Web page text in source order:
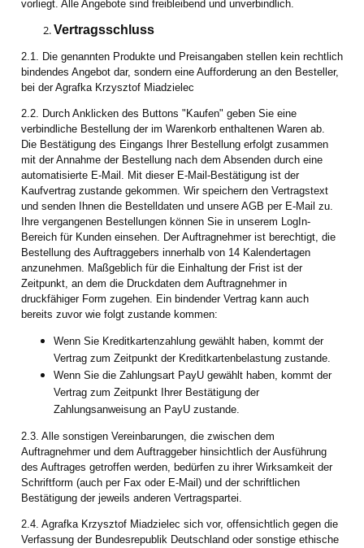
vorliegt. Alle Angebote sind freibleibend und unverbindlich.
Vertragsschluss
2.1. Die genannten Produkte und Preisangaben stellen kein rechtlich
bindendes Angebot dar, sondern eine Aufforderung an den Besteller,
bei der Agrafka Krzysztof Miadzielec
2.2. Durch Anklicken des Buttons "Kaufen" geben Sie eine
verbindliche Bestellung der im Warenkorb enthaltenen Waren ab.
Die Bestätigung des Eingangs Ihrer Bestellung erfolgt zusammen
mit der Annahme der Bestellung nach dem Absenden durch eine
automatisierte E-Mail. Mit dieser E-Mail-Bestätigung ist der
Kaufvertrag zustande gekommen. Wir speichern den Vertragstext
und senden Ihnen die Bestelldaten und unsere AGB per E-Mail zu.
Ihre vergangenen Bestellungen können Sie in unserem LogIn-
Bereich für Kunden einsehen. Der Auftragnehmer ist berechtigt, die
Bestellung des Auftraggebers innerhalb von 14 Kalendertagen
anzunehmen. Maßgeblich für die Einhaltung der Frist ist der
Zeitpunkt, an dem die Druckdaten dem Auftragnehmer in
druckfähiger Form zugehen. Ein bindender Vertrag kann auch
bereits zuvor wie folgt zustande kommen:
Wenn Sie Kreditkartenzahlung gewählt haben, kommt der
Vertrag zum Zeitpunkt der Kreditkartenbelastung zustande.
Wenn Sie die Zahlungsart PayU gewählt haben, kommt der
Vertrag zum Zeitpunkt Ihrer Bestätigung der
Zahlungsanweisung an PayU zustande.
2.3. Alle sonstigen Vereinbarungen, die zwischen dem
Auftragnehmer und dem Auftraggeber hinsichtlich der Ausführung
des Auftrages getroffen werden, bedürfen zu ihrer Wirksamkeit der
Schriftform (auch per Fax oder E-Mail) und der schriftlichen
Bestätigung der jeweils anderen Vertragspartei.
2.4. Agrafka Krzysztof Miadzielec sich vor, offensichtlich gegen die
Verfassung der Bundesrepublik Deutschland oder sonstige ethische